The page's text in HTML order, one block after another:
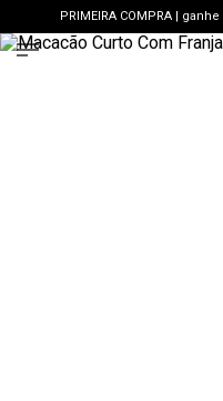
PRIMEIRA COMPRA |
PIX | 5% off no